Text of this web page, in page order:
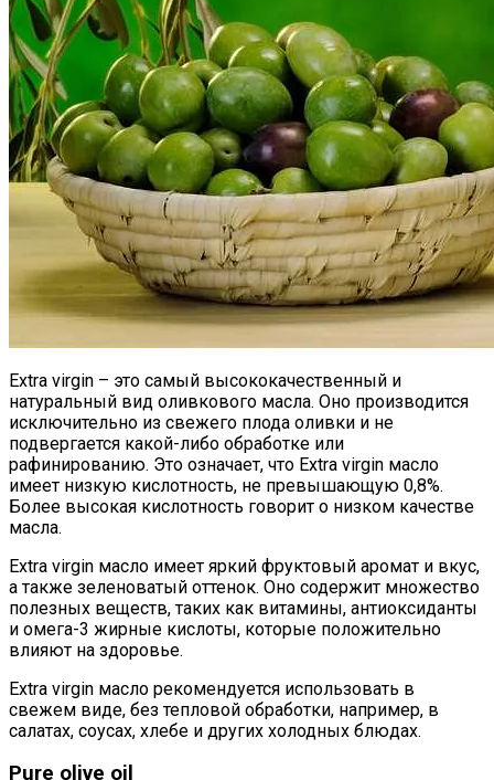
Extra virgin – это самый высококачественный и
натуральный вид оливкового масла. Оно производится
исключительно из свежего плода оливки и не
подвергается какой-либо обработке или
рафинированию. Это означает, что Extra virgin масло
имеет низкую кислотность, не превышающую 0,8%.
Более высокая кислотность говорит о низком качестве
масла.
Extra virgin масло имеет яркий фруктовый аромат и вкус,
а также зеленоватый оттенок. Оно содержит множество
полезных веществ, таких как витамины, антиоксиданты
и омега-3 жирные кислоты, которые положительно
влияют на здоровье.
Extra virgin масло рекомендуется использовать в
свежем виде, без тепловой обработки, например, в
салатах, соусах, хлебе и других холодных блюдах.
Pure olive oil